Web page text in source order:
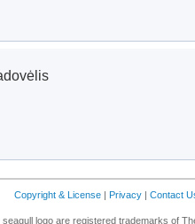
Copyright & License | Privacy | Contact
logo are registered trademarks of